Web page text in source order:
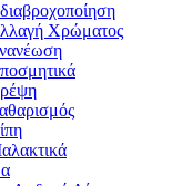
Χρώματος